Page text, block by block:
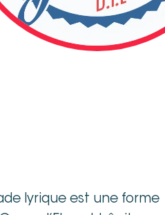
lyrique est une forme